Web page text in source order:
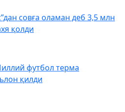
совға оламан деб 3,5 млн
қолди
футбол терма
қилди